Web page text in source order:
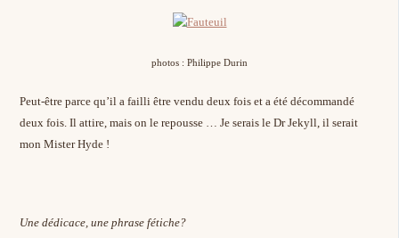
photos : Philippe Durin
Peut-être parce qu’il a failli être vendu deux fois et a été décommandé
deux fois. Il attire, mais on le repousse … Je serais le Dr Jekyll, il serait
mon Mister Hyde !
Une dédicace, une phrase fétiche?